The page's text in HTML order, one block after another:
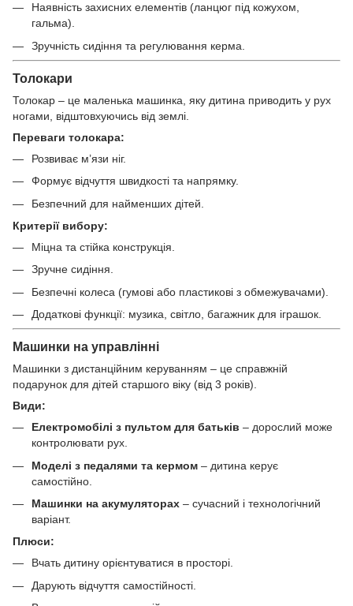
Наявність захисних елементів (ланцюг під кожухом,
гальма).
Зручність сидіння та регулювання керма.
Толокари
Толокар – це маленька машинка, яку дитина приводить у рух
ногами, відштовхуючись від землі.
Переваги толокара:
Розвиває м’язи ніг.
Формує відчуття швидкості та напрямку.
Безпечний для найменших дітей.
Критерії вибору:
Міцна та стійка конструкція.
Зручне сидіння.
Безпечні колеса (гумові або пластикові з обмежувачами).
Додаткові функції: музика, світло, багажник для іграшок.
Машинки на управлінні
Машинки з дистанційним керуванням – це справжній
подарунок для дітей старшого віку (від 3 років).
Види:
Електромобілі з пультом для батьків – дорослий може
контролювати рух.
Моделі з педалями та кермом – дитина керує
самостійно.
Машинки на акумуляторах – сучасний і технологічний
варіант.
Плюси:
Вчать дитину орієнтуватися в просторі.
Дарують відчуття самостійності.